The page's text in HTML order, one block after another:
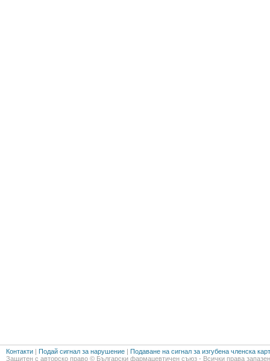
Контакти | Подай сигнал за нарушение | Подаване на сигнал за изгубена членска
Защитен с авторско право © Български фармацевтичен съюз - Всички права